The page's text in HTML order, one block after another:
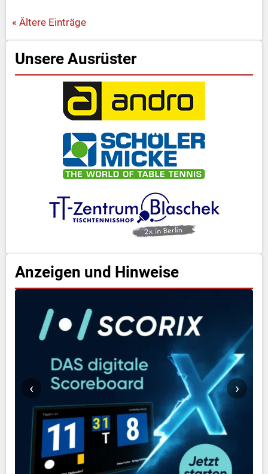
« Ältere Einträge
Unsere Ausrüster
Anzeigen und Hinweise
‹ ›